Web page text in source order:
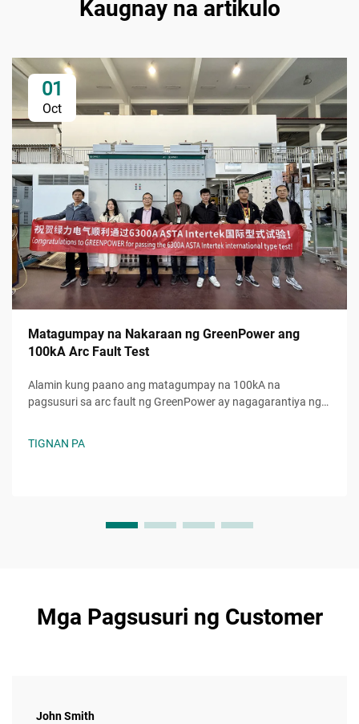
Kaugnay na artikulo
01
Oct
Matagumpay na Nakaraan ng GreenPower ang
100kA Arc Fault Test
Alamin kung paano ang matagumpay na 100kA na
pagsusuri sa arc fault ng GreenPower ay nagagarantiya ng
TIGNAN PA
Mga Pagsusuri ng Customer
John Smith